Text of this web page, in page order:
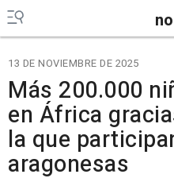
13 DE NOVIEMBRE DE 2025
Más 200.000
en África
la que
aragonesas